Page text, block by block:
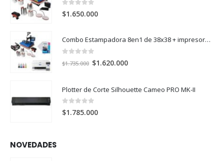
0
$1.650.000
Combo Estampadora 8en1 de 38x38 + impresora de sublimación Epson SureColor F170
$1.735.000 El
era:
$1.735.000.
$1.620.000El
es:
Plotter de Corte Silhouette Cameo PRO MK-II
0 out of 5
$1.785.000
NOVEDADES